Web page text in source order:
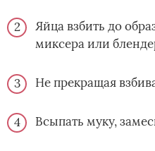
Яйца взбить до
миксера или
Не прекращая
Всыпать муку,